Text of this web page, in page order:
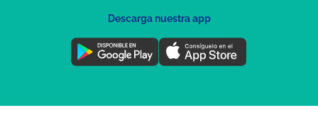
Descarga nuestra app